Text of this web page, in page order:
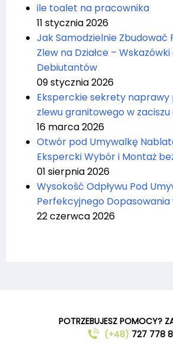
ile toalet na pracownika
11 stycznia 2026
Jak Samodzielnie Zbudować
Zlew na Działce –
Debiutantów
09 stycznia 2026
Eksperckie sekrety
zlewu granitowego w
16 marca 2026
Otwór pod Umywalkę
Ekspercki Wybór i Montaż
01 sierpnia 2026
Wysokość Odpływu Pod
Perfekcyjnego Dopasowania
22 czerwca 2026
POTRZEBUJESZ POMOCY?
(+48) 727 778